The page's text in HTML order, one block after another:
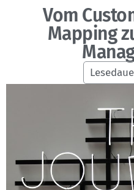
Vom
Mapping